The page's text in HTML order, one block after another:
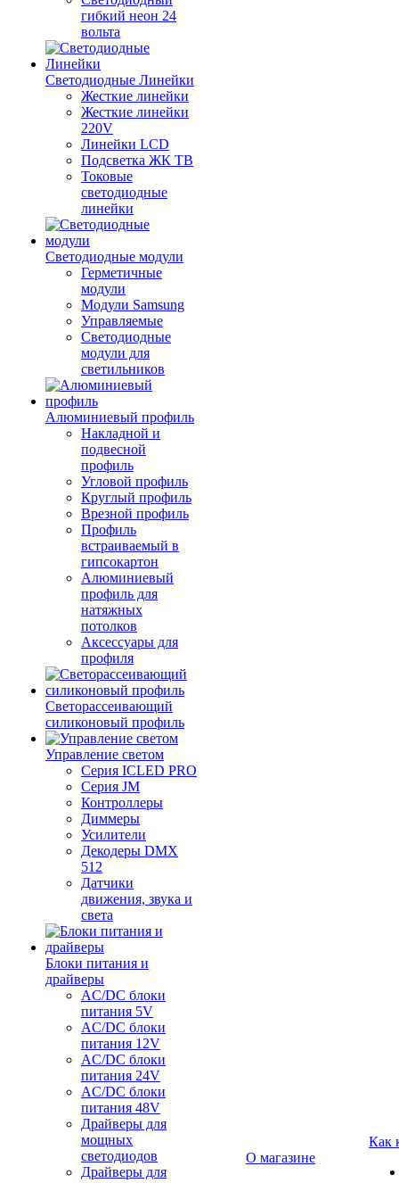
гибкий неон 24
вольта
Светодиодные Линейки
Жесткие линейки
Жесткие линейки
220V
Линейки LCD
Подсветка ЖК ТВ
Токовые
светодиодные
линейки
Светодиодные модули
Герметичные
модули
Модули Samsung
Управляемые
Светодиодные
модули для
светильников
Алюминиевый профиль
Накладной и
подвесной
профиль
Угловой профиль
Круглый профиль
Врезной профиль
Профиль
встраиваемый в
гипсокартон
Алюминиевый
профиль для
натяжных
потолков
Аксессуары для
профиля
Светорассеивающий
силиконовый профиль
Управление светом
Серия ICLED PRO
Серия JM
Контроллеры
Диммеры
Усилители
Декодеры DMX
512
Датчики
движения, звука и
света
Блоки питания и
драйверы
AC/DC блоки
питания 5V
AC/DC блоки
питания 12V
AC/DC блоки
питания 24V
AC/DC блоки
питания 48V
Драйверы для
мощных
светодиодов
Драйверы для
О магазине
Как